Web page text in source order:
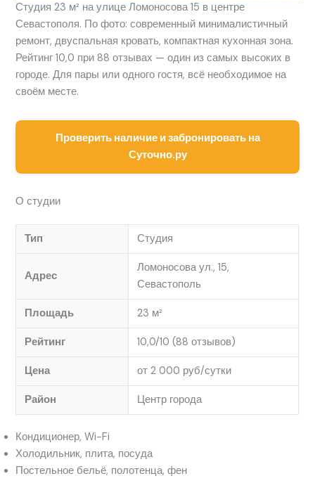
Студия 23 м² на улице Ломоносова 15 в центре
Севастополя. По фото: современный минималистичный
ремонт, двуспальная кровать, компактная кухонная зона.
Рейтинг 10,0 при 88 отзывах — один из самых высоких в
городе. Для пары или одного гостя, всё необходимое на
своём месте.
Проверить наличие и забронировать на
Суточно.ру
О студии
Тип Студия
Адрес
Ломоносова ул., 15,
Севастополь
Площадь 23 м²
Рейтинг 10,0/10 (88 отзывов)
Цена от 2 000 руб/сутки
Район Центр города
Кондиционер, Wi-Fi
Холодильник, плита, посуда
Постельное бельё, полотенца, фен